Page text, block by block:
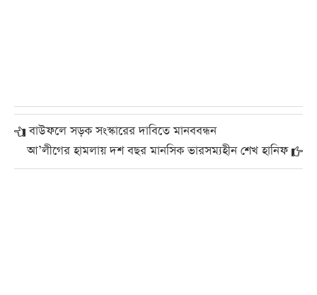
বাউফলে সড়ক সংস্কারের দাবিতে মানববন্ধন
আ’লীগের হামলায় দশ বছর মানসিক ভারসম্যহীন শেখ হানিফ